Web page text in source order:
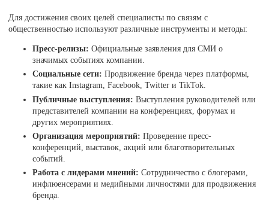
Для достижения своих целей специалисты по связям с
общественностью используют различные инструменты и методы:
Пресс-релизы: Официальные заявления для СМИ о
значимых событиях компании.
Социальные сети: Продвижение бренда через платформы,
такие как Instagram, Facebook, Twitter и TikTok.
Публичные выступления: Выступления руководителей или
представителей компании на конференциях, форумах и
других мероприятиях.
Организация мероприятий: Проведение пресс-
конференций, выставок, акций или благотворительных
событий.
Работа с лидерами мнений: Сотрудничество с блогерами,
инфлюенсерами и медийными личностями для продвижения
бренда.